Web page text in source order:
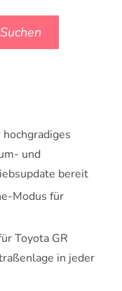
und
bereit
Modus für
Toyota GR
in jeder